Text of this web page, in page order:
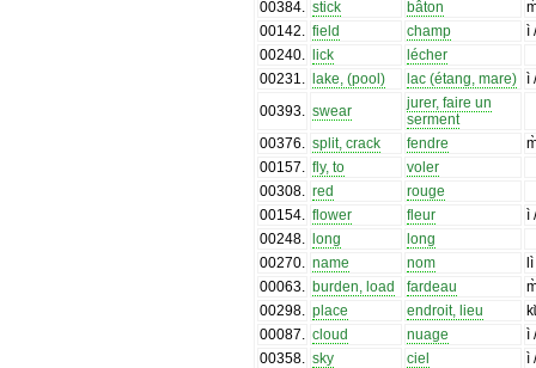
00384. stick bâton
00142. field champ
ì
00240. lick
lécher
00231. lake, (pool) lac (étang, mare) ì
00393. swear
jurer, faire un
serment
00376. split, crack fendre
00157. fly, to
voler
00308. red
rouge
00154. flower fleur
ì
00248. long
long
00270. name nom
lì
00063. burden, load fardeau
00298. place endroit, lieu
00087. cloud nuage
ì
00358. sky ciel
ì